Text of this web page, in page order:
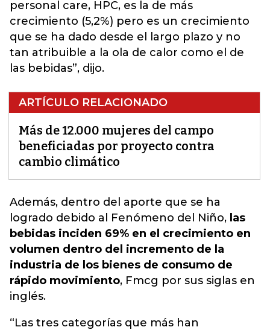
personal care, HPC, es la de más
crecimiento (5,2%) pero es un crecimiento
que se ha dado desde el largo plazo y no
tan atribuible a la ola de calor como el de
las bebidas”, dijo.
ARTÍCULO RELACIONADO
Más de 12.000 mujeres del campo
beneficiadas por proyecto contra
cambio climático
Además, dentro del aporte que se ha
logrado debido al Fenómeno del Niño, las
bebidas inciden 69% en el crecimiento en
volumen dentro del incremento de la
industria de los bienes de consumo de
rápido movimiento, Fmcg por sus siglas en
inglés.
“Las tres categorías que más han